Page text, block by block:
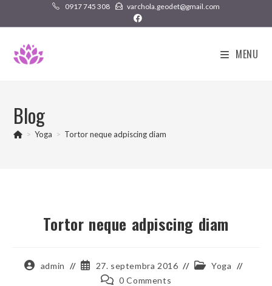
0917 745 308 varchola.geodet@gmail.com
MENU
Blog
> Yoga > Tortor neque adpiscing diam
Tortor neque adpiscing diam
Postadmin
Post
published:
27. septembra 2016
PostYoga
Post0 Comments